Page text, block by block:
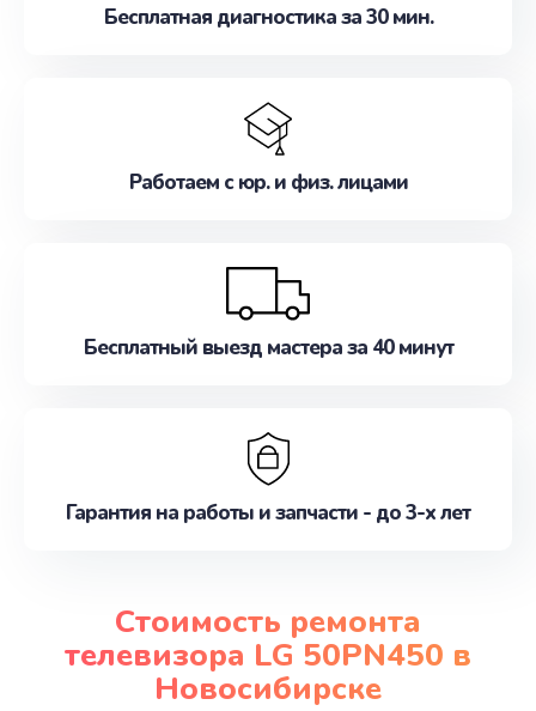
Бесплатная диагностика за 30 мин.
Работаем с юр. и физ. лицами
Бесплатный выезд мастера за 40 минут
Гарантия на работы и запчасти - до 3-х лет
Стоимость ремонта
телевизора LG 50PN450 в
Новосибирске